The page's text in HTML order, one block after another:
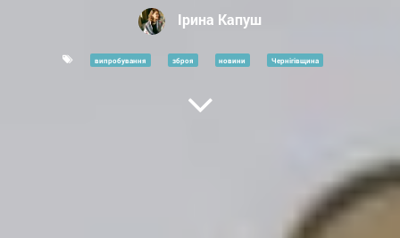
Ірина Капуш
випробування зброя новини Чернігівщина